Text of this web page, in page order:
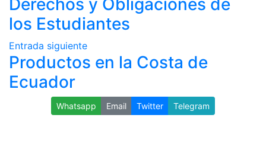
los Estudiantes
Entrada siguiente
Productos en la Costa de
Ecuador
Whatsapp Email Twitter Telegram